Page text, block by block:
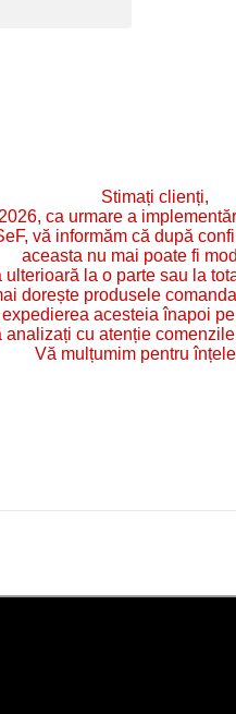
Stimați clienți,
ca urmare a
vă informăm că după
aceasta nu mai poate fi
ulterioară la o parte sau la
dorește produsele
acesteia înapoi
analizați cu atenție
Vă mulțumim pentru